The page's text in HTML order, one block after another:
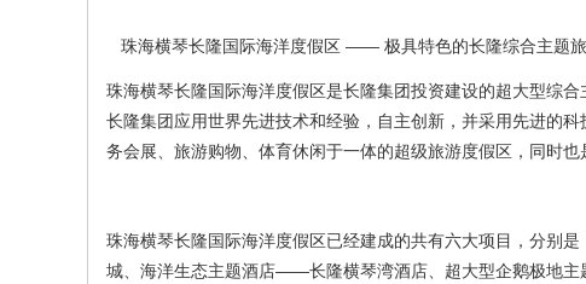
珠海横琴长隆国际海洋度假区 —— 极具特色的长隆综合主题
珠海横琴长隆国际海洋度假区是长隆集团投资建设的超大型综
长隆集团应用世界先进技术和经验，自主创新，并采用先进的
务会展、旅游购物、体育休闲于一体的超级旅游度假区，同时也
珠海横琴长隆国际海洋度假区已经建成的共有六大项目，分
城、海洋生态主题酒店——长隆横琴湾酒店、超大型企鹅极地